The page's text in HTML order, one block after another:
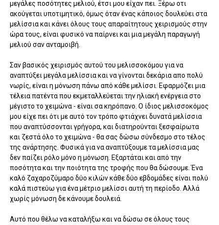
μεγάλες ποσότητες μελιού, έτσι μου είχαν πει. Ξέρω οτι
ακούγεται υποτιμητικό, όμως όταν ένας κάποιος δουλεύει στα
μελίσσια και κάνει όλους τους απαραίτητους χειρισμούς στην
ώρα τους, είναι φυσικό να παίρνει και μια μεγάλη παραγωγή
μελιού σαν ανταμοιβή.
Σαν βασικός χειρισμός αυτού του μελισσοκόμου για να
αναπτύξει μεγάλα μελίσσια και να γίνονται δεκάρια απο πολύ
νωρίς, είναι η μόνωση πάνω από κάθε μελίσσι. Εφαρμόζει μια
τέλεια πατέντα που εκμεταλλεύεται την ηλιακή ενέργεια στο
μέγιστο το χειμώνα - είναι σα κηρόπανο. Ο ίδιος μελισσοκόμος
μου είχε πει ότι με αυτό τον τρόπο φτιάχνει δυνατά μελίσσια
που αναπτύσσονται γρήγορα, και διατηρούνται ξεσφαίρωτα
και ζεστά όλο το χειμώνα - θα σας δώσω σύνδεσμο στο τέλος
της ανάρτησης. Φυσικά για να αναπτύξουμε τα μελίσσια μας
δεν παίζει ρόλο μόνο η μόνωση. Εξαρτάται και από την
ποσότητα και την ποιότητα της τροφής που θα δώσουμε. Ένα
καλό ζαχαροζύμαρο δύο κιλών κάθε δύο εβδομάδες είναι πολύ
καλά πιστεύω για ένα μέτριο μελίσσι αυτή τη περίοδο. Αλλά
χωρίς μόνωση δε κάνουμε δουλειά.
Αυτό που θέλω να καταλήξω και να δώσω σε όλους τους